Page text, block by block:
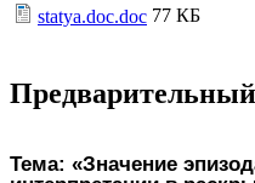
statya.doc.doc 77 КБ
Тема: «Значение